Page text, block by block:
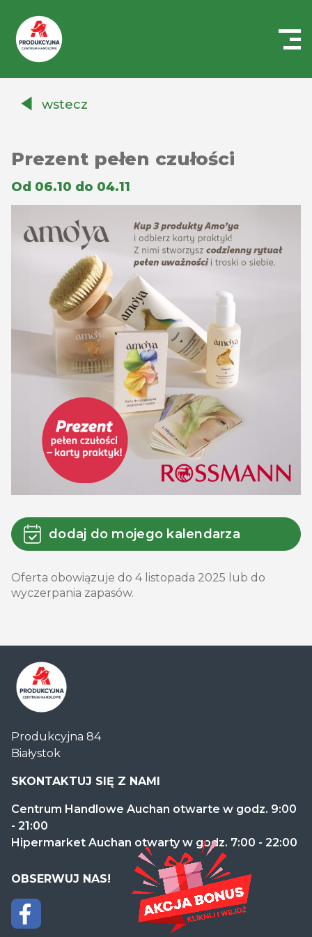
Auchanwstecz
Prezent pełen czułości
Od 06.10 do 04.11
dodaj do mojego kalendarza
Oferta obowiązuje do 4 listopada 2025 lub do
wyczerpania zapasów.
Handlowe
Auchan
Produkcyjna
Produkcyjna 84
Białystok
SKONTAKTUJ SIĘ Z NAMI
Centrum Handlowe Auchan otwarte w godz. 9:00
- 21:00
Hipermarket Auchan otwarty w godz. 7:00 - 22:00
OBSERWUJ NAS!